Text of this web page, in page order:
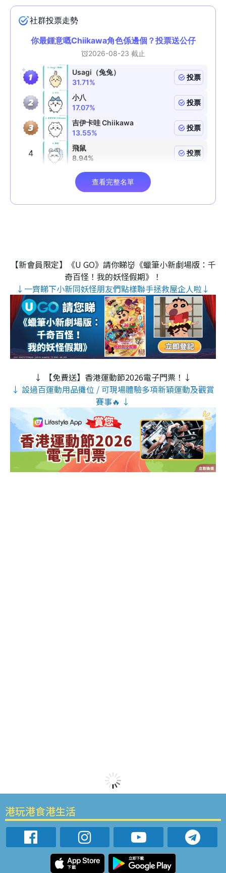
【新會員限定】《U GO》請你睇👹《蠟筆小新劇場版：千
奇百怪！我的妖怪假期》！
↓一齊睇下小新同妖怪朋友們點樣聯手拯救屋企人啦↓
↓ 【免費送】香港運動節2026電子門票！↓
↓ 設過百運動用品攤位 / 可現場體驗多項新穎運動及觀賞
賽事🔥 ↓
港玩港食港生活